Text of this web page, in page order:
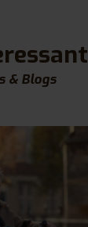
& Blogs